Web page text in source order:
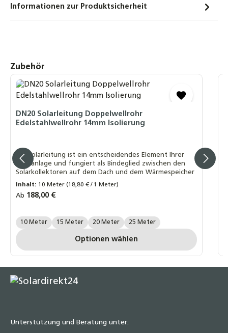
STI Hochleistungs-Flachkollektor FKF 200
Sonnenkollektor Solarthermie-Kollektor
Solarregler
Temperaturdifferenzsteuerung, WLAN + 2
Fühler
SOREL TDC Smart Compact, Solarsteuerung
Temperaturdifferenzsteuerung, WLAN + 2
Fühler
185,90 €
Informationen zur Produktsicherheit
Produktgalerie überspringen
Zubehör
DN20 Solarleitung Doppelwellrohr
Edelstahlwellrohr 14mm Isolierung
Die Solarleitung ist ein entscheidendes Element Ihrer
Solaranlage und fungiert als Bindeglied zwischen den
Solarkollektoren auf dem Dach und dem Wärmespeicher
Inhalt: 10 Meter(18,80 € / 1 Meter)
Regulärer Preis:
Ab 188,00 €
Länge Wellrohr:
10 Meter 15 Meter 20 Meter 25 Meter
Optionen wählen
Unterstützung und Beratung unter: